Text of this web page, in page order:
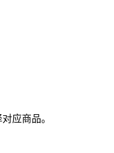
应商品。